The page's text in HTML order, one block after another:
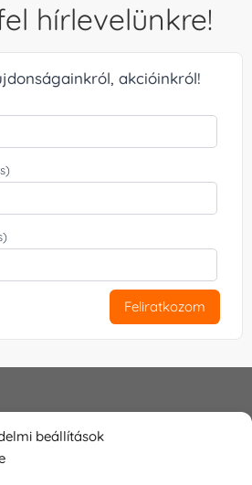
beállítások
hírlevelünkre!
akcióinkról!
Feliratkozom